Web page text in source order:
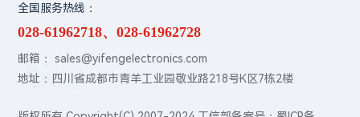
全国服务热线：
028-61962718、028-61962728
邮箱： sales@yifengelectronics.com
地址：四川省成都市青羊工业园敬业路218号K区7栋2楼